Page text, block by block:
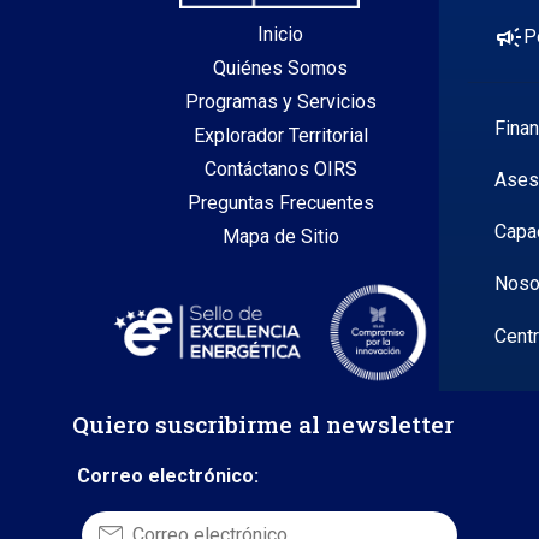
campaign
Inicio
Quiénes Somos
Programas y Servicios
Explorador Territorial
Contáctanos OIRS
Preguntas Frecuentes
Mapa de Sitio
Quiero suscribirme al newsletter
Correo electrónico: